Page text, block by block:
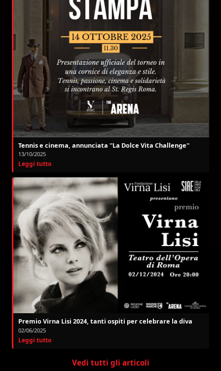
Tennis e cinema, annunciata ''La Dolce Vita Challenge''
13/10/2025
Leggi tutto
Premio Virna Lisi 2024, tanti ospiti per celebrare la diva
02/06/2025
Leggi tutto
Vedi tutti gli articoli